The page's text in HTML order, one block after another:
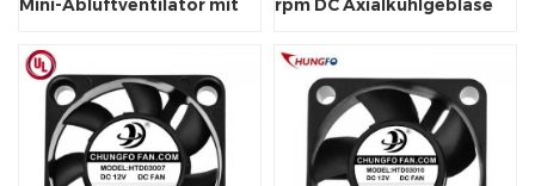
Mini-Abluftventilator mit
rpm DC Axialkühlgebläse